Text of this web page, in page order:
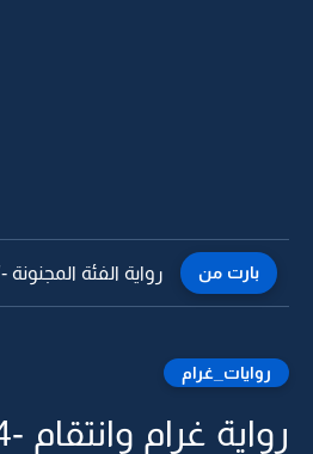
بارت من رواية الفئة المجنونة -6
روايات_غرام
رواية غرام وانتقام -24